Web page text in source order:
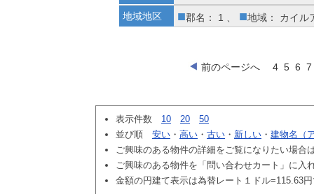
地域地区
■郡名： 1 、 ■地域： カイル
前のページへ 4 5 6 7
表示件数 10 20
50
並び順 安い ・ 高い ・ 古い ・ 新しい ・ 建物名（
ご興味のある物件の詳細をご覧になりたい場合
ご興味のある物件を「問い合わせカート」に入
金額の円建て表示は為替レート１ドル=115.63